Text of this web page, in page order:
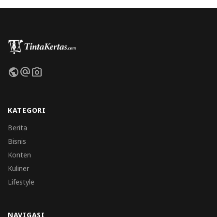
publicalternate_emailphoto_camera
KATEGORI
Berita
Bisnis
Konten
Kuliner
Lifestyle
NAVIGASI